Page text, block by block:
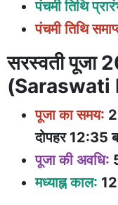
पंचमी तिथि
पंचमी तिथि
सरस्वती पूजा
(Saraswati
पूजा का समय:
दोपहर 12:35
पूजा की अवधि:
मध्याह्न काल: